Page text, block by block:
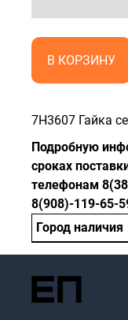
В КОРЗИНУ
7H3607 Гайка
Подробную
сроках
телефонам
8(908)-119-65-
Город наличия